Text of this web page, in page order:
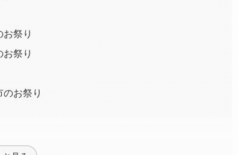
祭り
祭り
お祭り